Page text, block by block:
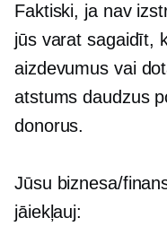
Faktiski, ja nav
jūs varat sagaidīt,
aizdevumus vai
atstums daudzus
donorus.
Jūsu biznesa/
jāiekļauj: